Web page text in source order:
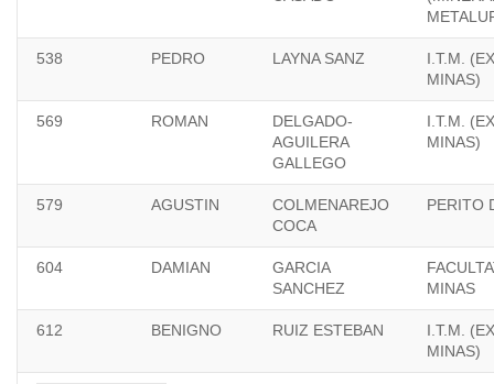
538 PEDRO LAYNA SANZ
I.T.M.
MINAS)
569 ROMAN
DELGADO-
AGUILERA
GALLEGO
I.T.M.
MINAS)
579 AGUSTIN
COLMENAREJO
COCA
PERITO
604 DAMIAN
GARCIA
SANCHEZ
MINAS
612 BENIGNO RUIZ ESTEBAN
I.T.M.
MINAS)